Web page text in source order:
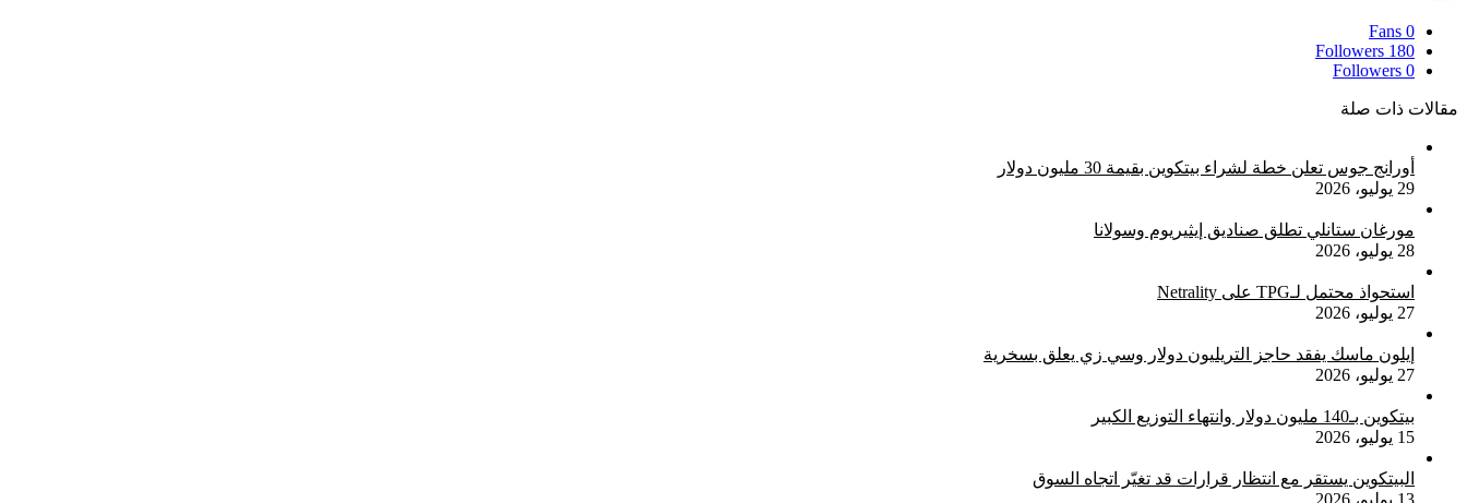
0
Fans
180
Followers
0
Followers
مقالات ذات صلة
أورانج جوس تعلن خطة لشراء بيتكوين بقيمة 30 مليون دولار
29 يوليو، 2026
مورغان ستانلي تطلق صناديق إيثيريوم وسولانا
28 يوليو، 2026
استحواذ محتمل لـTPG على Netrality
27 يوليو، 2026
إيلون ماسك يفقد حاجز التريليون دولار وسي زي يعلق بسخرية
27 يوليو، 2026
بيتكوين بـ140 مليون دولار وانتهاء التوزيع الكبير
15 يوليو، 2026
البيتكوين يستقر مع انتظار قرارات قد تغيّر اتجاه السوق